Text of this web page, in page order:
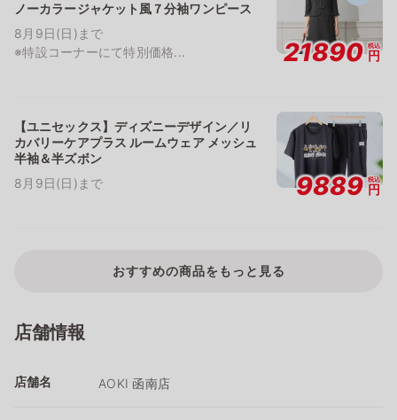
ノーカラージャケット風７分袖ワンピース
8月9日(日)まで
※特設コーナーにて特別価格...
21890 税込
円
【ユニセックス】ディズニーデザイン／リ
カバリーケアプラス ルームウェア メッシュ
半袖＆半ズボン
8月9日(日)まで
9889 税込
円
おすすめの商品をもっと見る
店舗情報
店舗名 AOKI 函南店